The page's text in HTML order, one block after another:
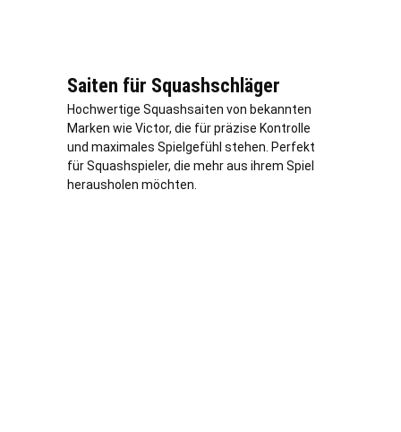
Saiten für Squashschläger
Hochwertige Squashsaiten von bekannten
Marken wie Victor, die für präzise Kontrolle
und maximales Spielgefühl stehen. Perfekt
für Squashspieler, die mehr aus ihrem Spiel
herausholen möchten.